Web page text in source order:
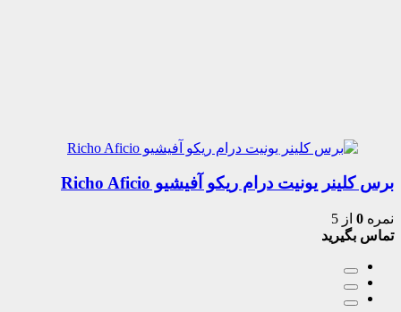
برس کلینر یونیت درام ریکو آفیشیو Richo Aficio
نمره 0 از 5
تماس بگیرید